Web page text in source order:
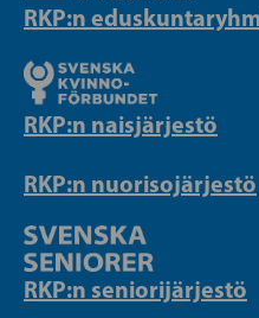
RKP:n
RKP:n naisjärjestö
RKP:n nuorisojärjestö
RKP:n seniorijärjestö